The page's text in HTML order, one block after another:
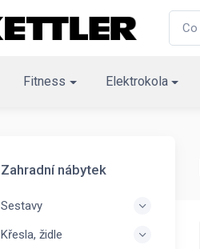
Fitness Elektrokola
Zahradní nábytek
Sestavy
Křesla, židle